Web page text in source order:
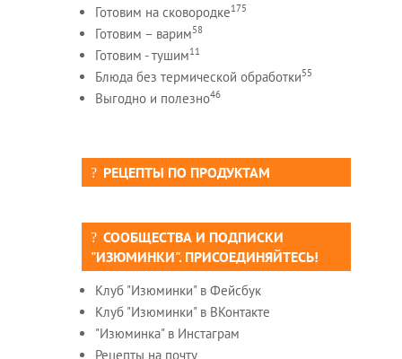
Готовим на сковородке175
Готовим – варим58
Готовим - тушим11
Блюда без термической обработки55
Выгодно и полезно46
РЕЦЕПТЫ ПО ПРОДУКТАМ
СООБЩЕСТВА И ПОДПИСКИ
"ИЗЮМИНКИ". ПРИСОЕДИНЯЙТЕСЬ!
Клуб "Изюминки" в Фейсбук
Клуб "Изюминки" в ВКонтакте
"Изюминка" в Инстаграм
Рецепты на почту